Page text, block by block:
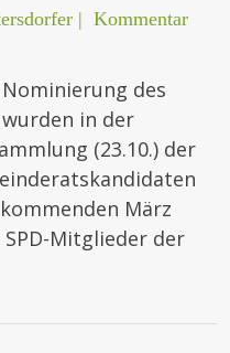
| Kommentar
des
in der
(23.10.) der
März
Mitglieder der